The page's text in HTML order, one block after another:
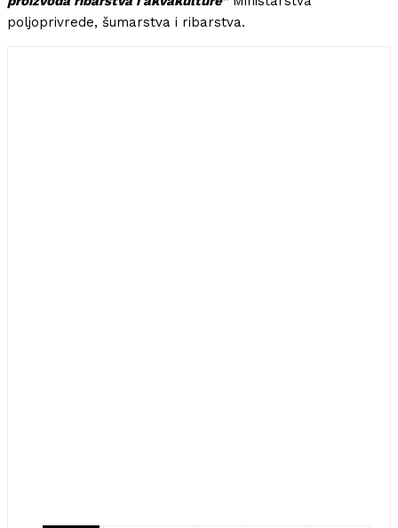
poljoprivrede, šumarstva i ribarstva.